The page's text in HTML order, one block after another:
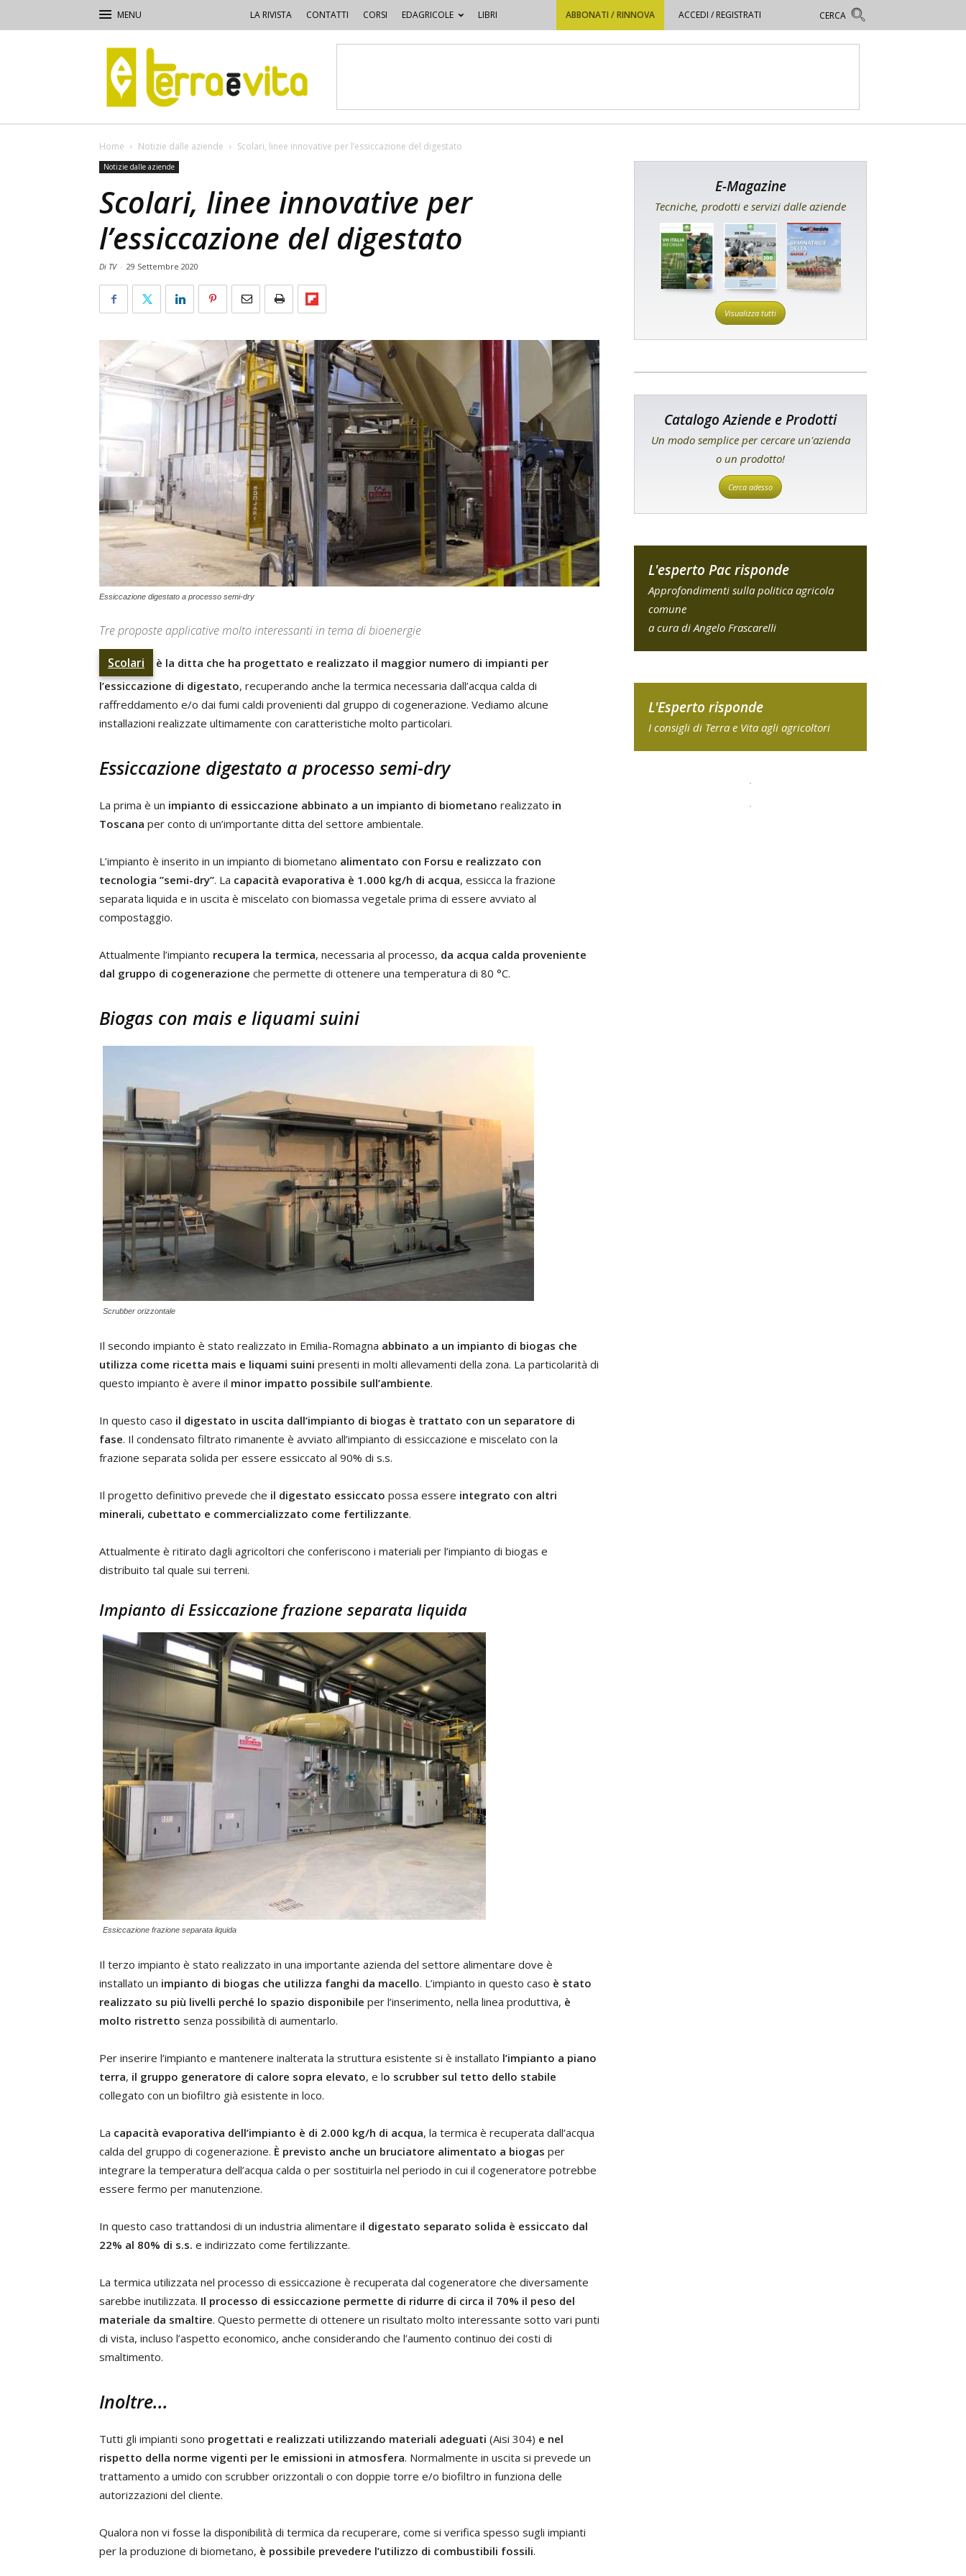
LA RIVISTA CONTATTI CORSI EDAGRICOLE LIBRI ABBONATI / RINNOVA ACCEDI / REGISTRATI
Terra
e
Vita
Home Notizie dalle aziende Scolari, linee innovative per l’essiccazione del digestato
Notizie dalle aziende
Scolari, linee innovative per
l’essiccazione del digestato
Di TV - 29 Settembre 2020
Essiccazione digestato a processo semi-dry
Tre proposte applicative molto interessanti in tema di bioenergie
Scolari
è la ditta che ha progettato e realizzato il maggior numero di impianti per
l’essiccazione di digestato, recuperando anche la termica necessaria dall’acqua calda di
raffreddamento e/o dai fumi caldi provenienti dal gruppo di cogenerazione. Vediamo alcune
installazioni realizzate ultimamente con caratteristiche molto particolari.
Essiccazione digestato a processo semi-dry
La prima è un impianto di essiccazione abbinato a un impianto di biometano realizzato in
Toscana per conto di un’importante ditta del settore ambientale.
L’impianto è inserito in un impianto di biometano alimentato con Forsu e realizzato con
tecnologia ”semi-dry”. La capacità evaporativa è 1.000 kg/h di acqua, essicca la frazione
separata liquida e in uscita è miscelato con biomassa vegetale prima di essere avviato al
compostaggio.
Attualmente l’impianto recupera la termica, necessaria al processo, da acqua calda proveniente
dal gruppo di cogenerazione che permette di ottenere una temperatura di 80 °C.
Biogas con mais e liquami suini
Scrubber orizzontale
Il secondo impianto è stato realizzato in Emilia-Romagna abbinato a un impianto di biogas che
utilizza come ricetta mais e liquami suini presenti in molti allevamenti della zona. La particolarità di
questo impianto è avere il minor impatto possibile sull’ambiente.
In questo caso il digestato in uscita dall’impianto di biogas è trattato con un separatore di
fase. Il condensato filtrato rimanente è avviato all’impianto di essiccazione e miscelato con la
frazione separata solida per essere essiccato al 90% di s.s.
Il progetto definitivo prevede che il digestato essiccato possa essere integrato con altri
minerali, cubettato e commercializzato come fertilizzante.
Attualmente è ritirato dagli agricoltori che conferiscono i materiali per l’impianto di biogas e
distribuito tal quale sui terreni.
Impianto di Essiccazione frazione separata liquida
Essiccazione frazione separata liquida
Il terzo impianto è stato realizzato in una importante azienda del settore alimentare dove è
installato un impianto di biogas che utilizza fanghi da macello. L’impianto in questo caso è stato
realizzato su più livelli perché lo spazio disponibile per l’inserimento, nella linea produttiva, è
molto ristretto senza possibilità di aumentarlo.
Per inserire l’impianto e mantenere inalterata la struttura esistente si è installato l’impianto a piano
terra, il gruppo generatore di calore sopra elevato, e lo scrubber sul tetto dello stabile
collegato con un biofiltro già esistente in loco.
La capacità evaporativa dell’impianto è di 2.000 kg/h di acqua, la termica è recuperata dall’acqua
calda del gruppo di cogenerazione. È previsto anche un bruciatore alimentato a biogas per
integrare la temperatura dell’acqua calda o per sostituirla nel periodo in cui il cogeneratore potrebbe
essere fermo per manutenzione.
In questo caso trattandosi di un industria alimentare il digestato separato solida è essiccato dal
22% al 80% di s.s. e indirizzato come fertilizzante.
La termica utilizzata nel processo di essiccazione è recuperata dal cogeneratore che diversamente
sarebbe inutilizzata. Il processo di essiccazione permette di ridurre di circa il 70% il peso del
materiale da smaltire. Questo permette di ottenere un risultato molto interessante sotto vari punti
di vista, incluso l’aspetto economico, anche considerando che l’aumento continuo dei costi di
smaltimento.
Inoltre...
Tutti gli impianti sono progettati e realizzati utilizzando materiali adeguati (Aisi 304) e nel
rispetto della norme vigenti per le emissioni in atmosfera. Normalmente in uscita si prevede un
trattamento a umido con scrubber orizzontali o con doppie torre e/o biofiltro in funziona delle
autorizzazioni del cliente.
Qualora non vi fosse la disponibilità di termica da recuperare, come si verifica spesso sugli impianti
per la produzione di biometano, è possibile prevedere l’utilizzo di combustibili fossili.
E-Magazine
Tecniche, prodotti e servizi dalle aziende
Visualizza tutti
Catalogo Aziende e Prodotti
Un modo semplice per cercare un'azienda
o un prodotto!
Cerca adesso
L'esperto Pac risponde
Approfondimenti sulla politica agricola
comune
a cura di Angelo Frascarelli
L'Esperto risponde
I consigli di Terra e Vita agli agricoltori